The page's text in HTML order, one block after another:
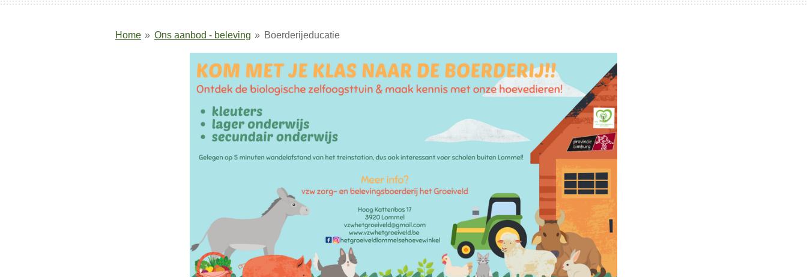
Home » Ons aanbod - beleving » Boerderijeducatie